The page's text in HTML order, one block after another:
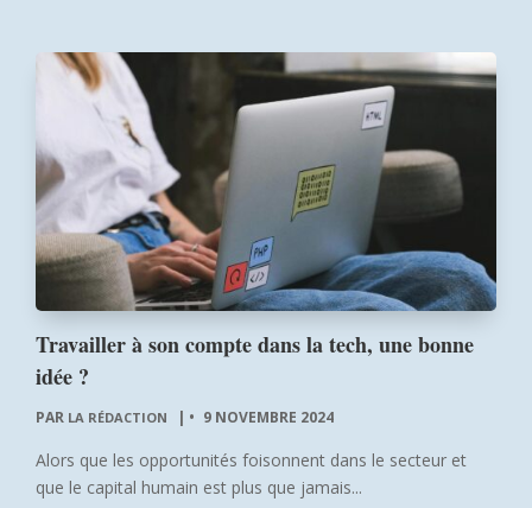
Travailler à son compte dans la tech, une bonne
idée ?
PAR LA RÉDACTION | 9 NOVEMBRE 2024
Alors que les opportunités foisonnent dans le secteur et
que le capital humain est plus que jamais...